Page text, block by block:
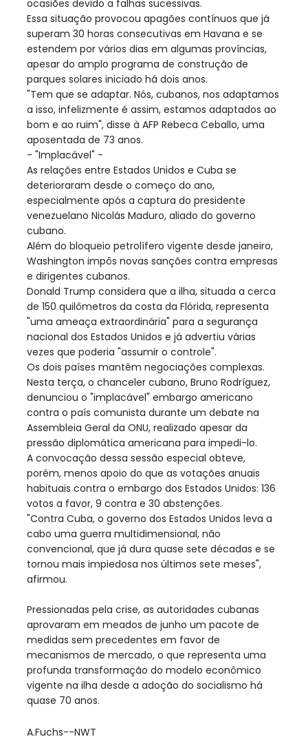
ocasiões devido a falhas sucessivas.
Essa situação provocou apagões contínuos que já
superam 30 horas consecutivas em Havana e se
estendem por vários dias em algumas províncias,
apesar do amplo programa de construção de
parques solares iniciado há dois anos.
"Tem que se adaptar. Nós, cubanos, nos adaptamos
a isso, infelizmente é assim, estamos adaptados ao
bom e ao ruim", disse à AFP Rebeca Ceballo, uma
aposentada de 73 anos.
- "Implacável" -
As relações entre Estados Unidos e Cuba se
deterioraram desde o começo do ano,
especialmente após a captura do presidente
venezuelano Nicolás Maduro, aliado do governo
cubano.
Além do bloqueio petrolífero vigente desde janeiro,
Washington impôs novas sanções contra empresas
e dirigentes cubanos.
Donald Trump considera que a ilha, situada a cerca
de 150 quilômetros da costa da Flórida, representa
"uma ameaça extraordinária" para a segurança
nacional dos Estados Unidos e já advertiu várias
vezes que poderia "assumir o controle".
Os dois países mantêm negociações complexas.
Nesta terça, o chanceler cubano, Bruno Rodríguez,
denunciou o "implacável" embargo americano
contra o país comunista durante um debate na
Assembleia Geral da ONU, realizado apesar da
pressão diplomática americana para impedi-lo.
A convocação dessa sessão especial obteve,
porém, menos apoio do que as votações anuais
habituais contra o embargo dos Estados Unidos: 136
votos a favor, 9 contra e 30 abstenções.
"Contra Cuba, o governo dos Estados Unidos leva a
cabo uma guerra multidimensional, não
convencional, que já dura quase sete décadas e se
tornou mais impiedosa nos últimos sete meses",
afirmou.
Pressionadas pela crise, as autoridades cubanas
aprovaram em meados de junho um pacote de
medidas sem precedentes em favor de
mecanismos de mercado, o que representa uma
profunda transformação do modelo econômico
vigente na ilha desde a adoção do socialismo há
quase 70 anos.
A.Fuchs--NWT